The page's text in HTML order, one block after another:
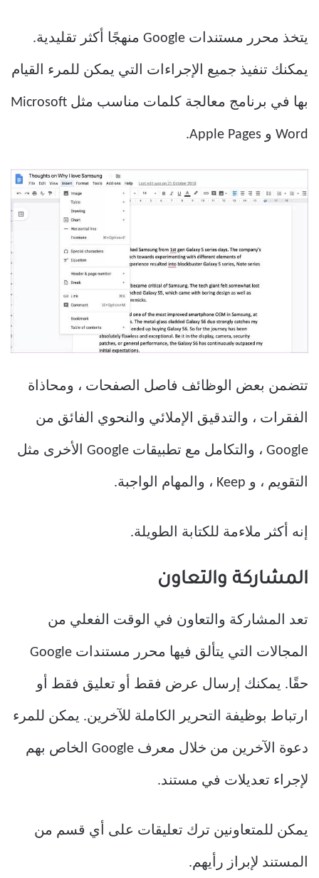
يتخذ محرر مستندات Google منهجًا أكثر تقليدية.
يمكنك تنفيذ جميع الإجراءات التي يمكن للمرء القيام
بها في برنامج معالجة كلمات مناسب مثل Microsoft
Word و Apple Pages.
تتضمن بعض الوظائف فاصل الصفحات ، ومحاذاة
الفقرات ، والتدقيق الإملائي والنحوي الفائق من
Google ، والتكامل مع تطبيقات Google الأخرى مثل
التقويم ، و Keep ، والمهام الواجبة.
إنه أكثر ملاءمة للكتابة الطويلة.
المشاركة والتعاون
تعد المشاركة والتعاون في الوقت الفعلي من
المجالات التي يتألق فيها محرر مستندات Google
حقًا. يمكنك إرسال عرض فقط أو تعليق فقط أو
ارتباط بوظيفة التحرير الكاملة للآخرين. يمكن للمرء
دعوة الآخرين من خلال معرف Google الخاص بهم
لإجراء تعديلات في مستند.
يمكن للمتعاونين ترك تعليقات على أي قسم من
المستند لإبراز رأيهم.